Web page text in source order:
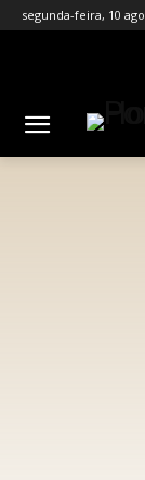
segunda-feira, 10